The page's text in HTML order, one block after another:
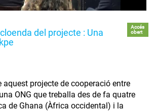
del projecte : Una
Accés
obert
aquest projecte de cooperació entre
ONG que treballa des de fa quatre
de Ghana (Àfrica occidental) i la